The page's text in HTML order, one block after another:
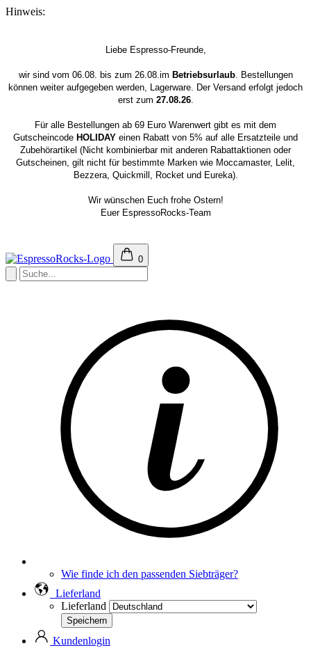
Hinweis:
Liebe Espresso-Freunde,
wir sind vom 06.08. bis zum 26.08.im Betriebsurlaub. Bestellungen
können weiter aufgegeben werden, Lagerware. Der Versand erfolgt jedoch
erst zum 27.08.26.
Für alle Bestellungen ab 69 Euro Warenwert gibt es mit dem
Gutscheincode HOLIDAY einen Rabatt von 5% auf alle Ersatzteile und
Zubehörartikel (Nicht kombinierbar mit anderen Rabattaktionen oder
Gutscheinen, gilt nicht für bestimmte Marken wie Moccamaster, Lelit,
Bezzera, Quickmill, Rocket und Eureka).
Wir wünschen Euch frohe Ostern!
Euer EspressoRocks-Team
0
Wie finde ich den passenden Siebträger?
Lieferland
Lieferland
Kundenlogin